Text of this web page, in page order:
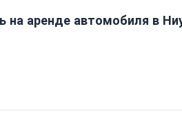
аренде автомобиля в